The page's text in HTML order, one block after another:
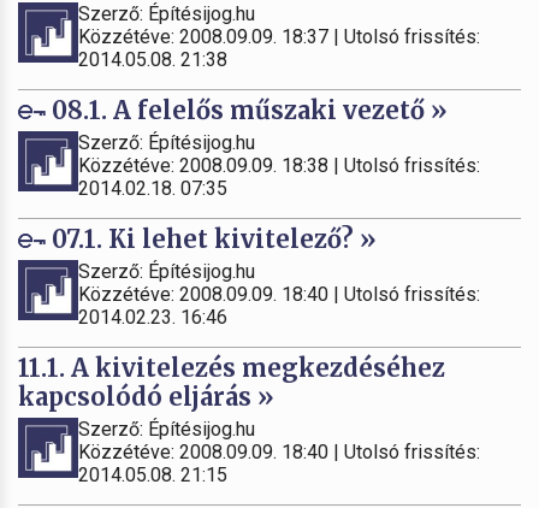
Szerző: Építésijog.hu
Közzétéve: 2008.09.09. 18:37 | Utolsó frissítés:
2014.05.08. 21:38
08.1. A felelős műszaki vezető »
Szerző: Építésijog.hu
Közzétéve: 2008.09.09. 18:38 | Utolsó frissítés:
2014.02.18. 07:35
07.1. Ki lehet kivitelező? »
Szerző: Építésijog.hu
Közzétéve: 2008.09.09. 18:40 | Utolsó frissítés:
2014.02.23. 16:46
11.1. A kivitelezés megkezdéséhez
kapcsolódó eljárás »
Szerző: Építésijog.hu
Közzétéve: 2008.09.09. 18:40 | Utolsó frissítés:
2014.05.08. 21:15